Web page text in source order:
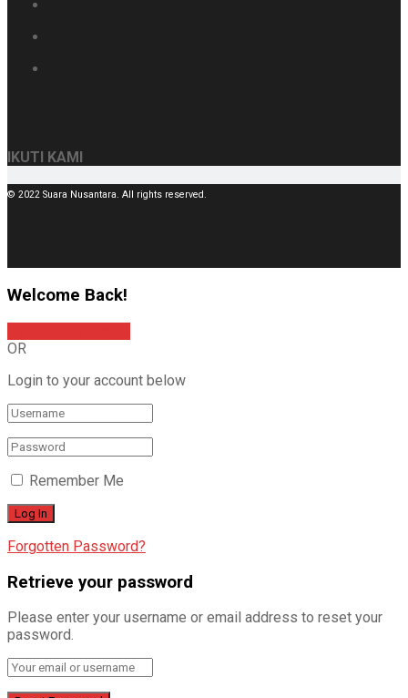
IKUTI KAMI
© 2022 Suara Nusantara. All rights reserved.
Welcome Back!
OR
Login to your account below
Remember Me
Forgotten Password?
Retrieve your password
Please enter your username or email address to reset your
password.